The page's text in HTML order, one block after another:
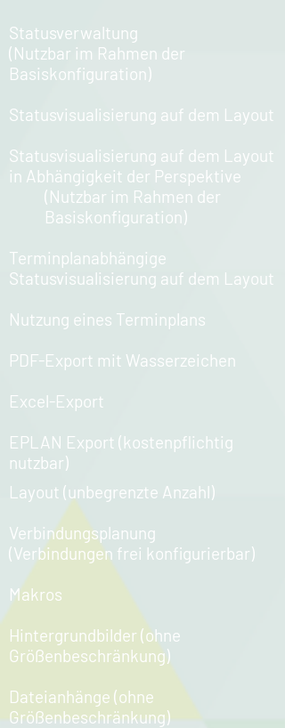
Statusverwaltung
(Nutzbar im Rahmen der
Basiskonfiguration)​
Statusvisualisierung auf dem Layout​
Statusvisualisierung auf dem Layout
in Abhängigkeit der Perspektive​
(Nutzbar im Rahmen der
Basiskonfiguration)​
Terminplanabhängige
Statusvisualisierung auf dem Layout​
Nutzung eines Terminplans​
PDF-Export mit Wasserzeichen​
Excel-Export​
EPLAN Export (kostenpflichtig
nutzbar)
Layout (unbegrenzte Anzahl)​
Verbindungsplanung
(Verbindungen frei konfigurierbar)​
Makros​
Hintergrundbilder (ohne
Größenbeschränkung)​
Dateianhänge (ohne
Größenbeschränkung)​